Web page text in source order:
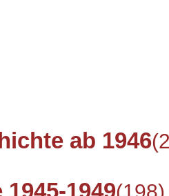
ab 1946
1949(198)